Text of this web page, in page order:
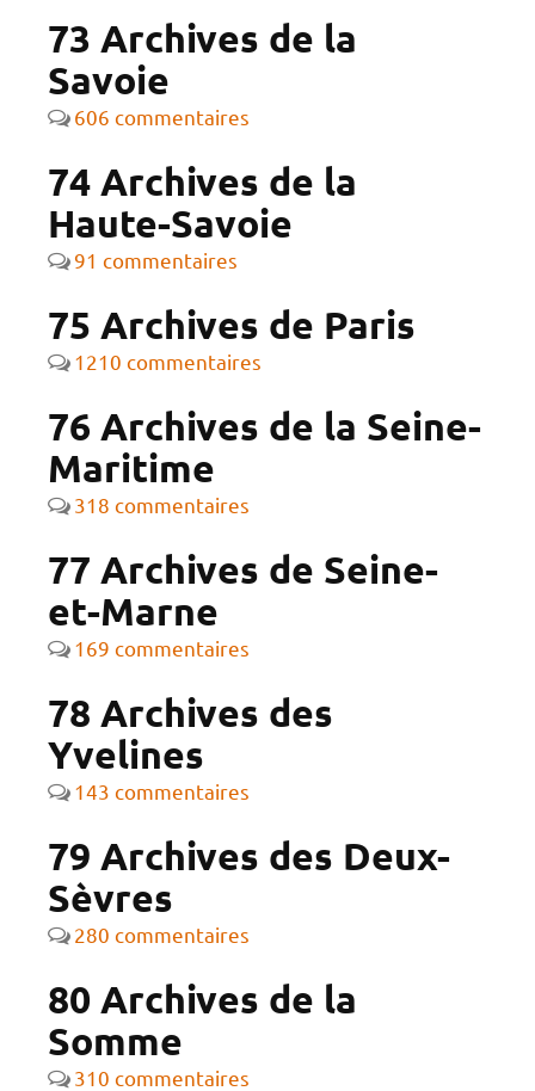
73 Archives de la
Savoie
606 commentaires
74 Archives de la
Haute-Savoie
91 commentaires
75 Archives de Paris
1210 commentaires
76 Archives de la Seine-
Maritime
318 commentaires
77 Archives de Seine-
et-Marne
169 commentaires
78 Archives des
Yvelines
143 commentaires
79 Archives des Deux-
Sèvres
280 commentaires
80 Archives de la
Somme
310 commentaires